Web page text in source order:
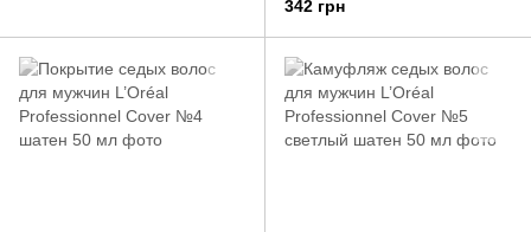
342 грн